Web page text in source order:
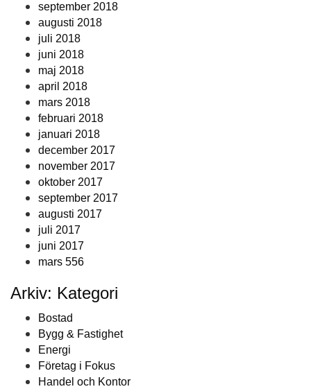
september 2018
augusti 2018
juli 2018
juni 2018
maj 2018
april 2018
mars 2018
februari 2018
januari 2018
december 2017
november 2017
oktober 2017
september 2017
augusti 2017
juli 2017
juni 2017
mars 556
Arkiv: Kategori
Bostad
Bygg & Fastighet
Energi
Företag i Fokus
Handel och Kontor